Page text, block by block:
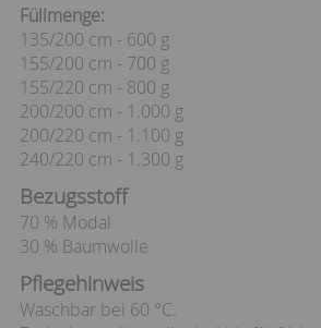
Füllmenge:
135/200 cm - 600 g
155/200 cm - 700 g
155/220 cm - 800 g
200/200 cm - 1.000 g
200/220 cm - 1.100 g
240/220 cm - 1.300 g
Bezugsstoff
70 % Modal
30 % Baumwolle
Pflegehinweis
Waschbar bei 60 °C.